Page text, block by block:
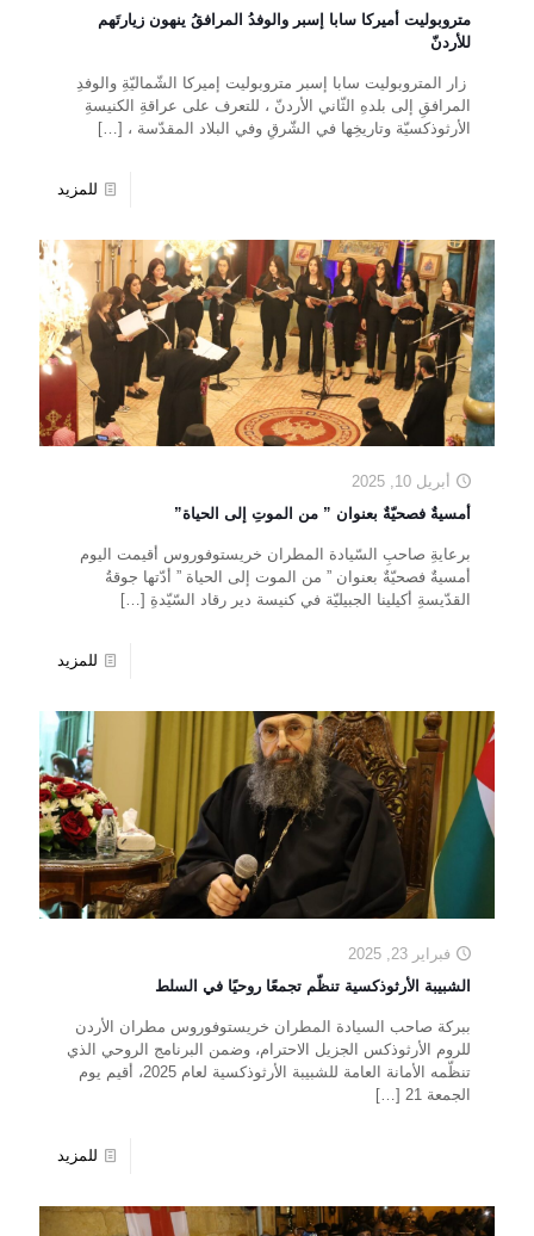
متروبوليت أميركا سابا إسبر والوفدُ المرافقُ ينهون زيارتَهم
للأردنّ
زار المتروبوليت سابا إسبر متروبوليت إميركا الشّماليّةِ والوفدِ
المرافقِ إلى بلدهِ الثّاني الأردنّ ، للتعرف على عراقةِ الكنيسةِ
الأرثوذكسيّة وتاريخِها في الشّرقِ وفي البلاد المقدّسة ، […]
للمزيد
أبريل 10, 2025
أمسيةٌ فصحيّةٌ بعنوان ” من الموتِ إلى الحياة”
برعايةِ صاحبِ السّيادة المطران خريستوفوروس أقيمت اليوم
أمسيةٌ فصحيّةٌ بعنوان ” من الموت إلى الحياة ” أدّتها جوقةُ
القدّيسةِ أكيلينا الجبيليّة في كنيسة دير رقاد السّيّدةِ […]
للمزيد
فبراير 23, 2025
الشبيبة الأرثوذكسية تنظّم تجمعًا روحيًا في السلط
ببركة صاحب السيادة المطران خريستوفوروس مطران الأردن
للروم الأرثوذكس الجزيل الاحترام، وضمن البرنامج الروحي الذي
تنظّمه الأمانة العامة للشبيبة الأرثوذكسية لعام 2025، أقيم يوم
الجمعة 21
[…]
للمزيد